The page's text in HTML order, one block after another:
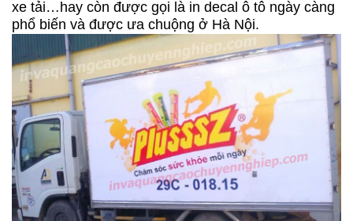
xe tải…hay còn được gọi là in decal ô tô ngày càng
phổ biến và được ưa chuộng ở Hà Nội.